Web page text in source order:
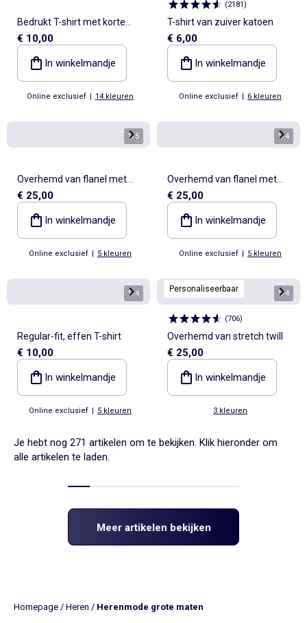
Bedrukt T-shirt met korte
mouwen
€ 10,00
In winkelmandje
Online exclusief | 14 kleuren
(2181)
T-shirt van zuiver katoen
€ 6,00
In winkelmandje
Online exclusief | 6 kleuren
1/5
Overhemd van flanel met
motief
€ 25,00
In winkelmandje
Online exclusief | 5 kleuren
1/4
Overhemd van flanel met
motief
€ 25,00
In winkelmandje
Online exclusief | 5 kleuren
1/4
Regular-fit, effen T-shirt
€ 10,00
In winkelmandje
Online exclusief | 5 kleuren
Personaliseerbaar 1/4
(706)
Overhemd van stretch twill
€ 25,00
In winkelmandje
3 kleuren
Je hebt nog 271 artikelen om te bekijken. Klik hieronder om
alle artikelen te laden.
Meer artikelen bekijken
Homepage / Heren / Herenmode grote maten